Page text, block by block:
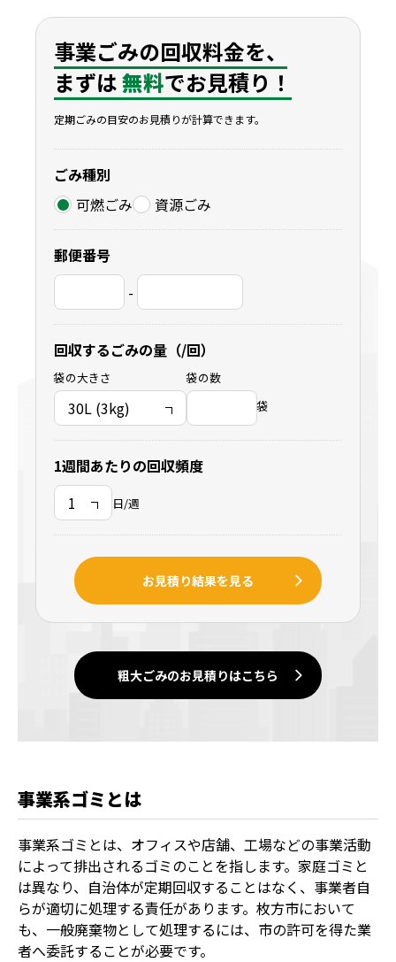
事業ごみの回収料金を、
まずは無料でお見積り！
定期ごみの目安のお見積りが計算できます。
ごみ種別
可燃ごみ
資源ごみ
郵便番号
-
回収するごみの量（/回）
袋の大きさ
袋の数
袋
1週間あたりの回収頻度
日/週
お見積り結果を見る
粗大ごみのお見積りはこちら
事業系ゴミとは
事業系ゴミとは、オフィスや店舗、工場などの事業活動
によって排出されるゴミのことを指します。家庭ゴミと
は異なり、自治体が定期回収することはなく、事業者自
らが適切に処理する責任があります。枚方市において
も、一般廃棄物として処理するには、市の許可を得た業
者へ委託することが必要です。